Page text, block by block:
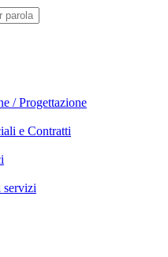
/ Progettazione
e Contratti
servizi